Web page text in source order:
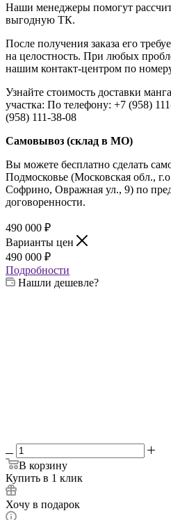
Наши менеджеры помогут
выгодную ТК.
После получения заказа его
на целостность. При любых
нашим контакт-центром по
Узнайте стоимость доставки
участка: По телефону: +7 (958)
(958) 111-38-08
Самовывоз (склад в МО)
Вы можете бесплатно сделать
Подмосковье (Московская обл.,
Софрино, Овражная ул., 9) по
договоренности.
490 000 ₽
Варианты цен
490 000 ₽
Подробности
Нашли дешевле?
В корзину
Купить в 1 клик
Хочу в подарок